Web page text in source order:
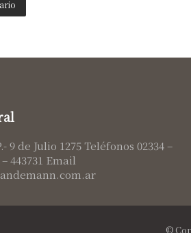
9 de Julio 1275 Teléfonos 02334 –
– 443731 Email
©